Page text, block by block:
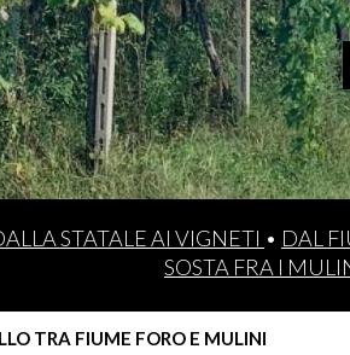
STATALE AI VIGNETI • DAL
SOSTA FRA I
TRA FIUME FORO E MULINI